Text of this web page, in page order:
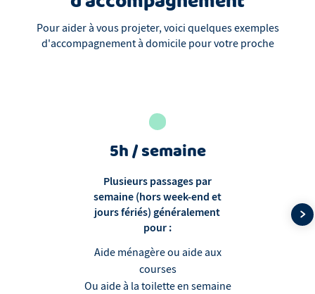
Pour aider à vous projeter, voici quelques exemples
d'accompagnement à domicile pour votre proche
5h / semaine
Plusieurs passages par
semaine (hors week-end et
jours fériés) généralement
pour :
Aide ménagère ou aide aux
courses
Ou aide à la toilette en semaine